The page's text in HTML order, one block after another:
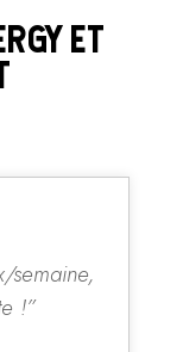
ET
semaine,
!”